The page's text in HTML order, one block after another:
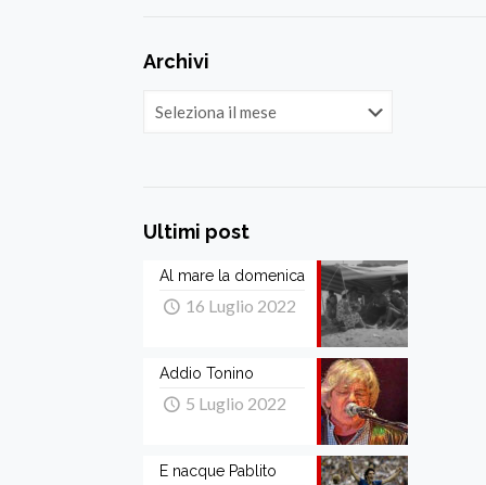
Archivi
Ultimi post
Al mare la domenica
16 Luglio 2022
Addio Tonino
5 Luglio 2022
E nacque Pablito